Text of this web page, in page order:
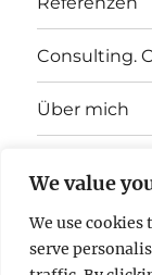
We value
We use
serve
Consulting.
Über mich
Downloads
Website